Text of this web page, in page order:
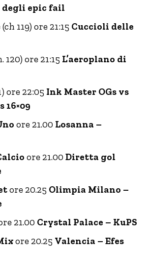
epic fail
(ch 119) ore 21:15 Cuccioli delle
120) ore 21:15 L’aeroplano di
ore 22:05 Ink Master OGs vs
16×09
ore 21.00 Losanna –
ore 21.00 Diretta gol
ore 20.25 Olimpia Milano –
21.00 Crystal Palace – KuPS
ore 20.25 Valencia – Efes